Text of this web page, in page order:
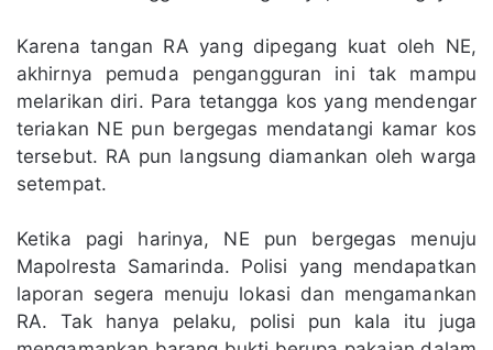
Karena tangan RA yang dipegang kuat oleh NE,
akhirnya pemuda pengangguran ini tak mampu
melarikan diri. Para tetangga kos yang mendengar
teriakan NE pun bergegas mendatangi kamar kos
tersebut. RA pun langsung diamankan oleh warga
setempat.
Ketika pagi harinya, NE pun bergegas menuju
Mapolresta Samarinda. Polisi yang mendapatkan
laporan segera menuju lokasi dan mengamankan
RA. Tak hanya pelaku, polisi pun kala itu juga